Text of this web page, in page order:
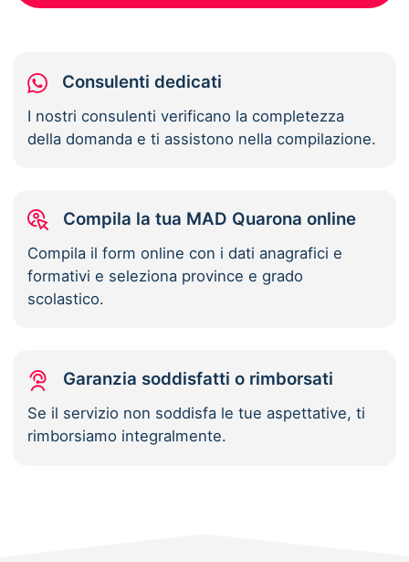
Consulenti dedicati
I nostri consulenti verificano la completezza
della domanda e ti assistono nella compilazione.
Compila la tua MAD Quarona online
Compila il form online con i dati anagrafici e
formativi e seleziona province e grado
scolastico.
Garanzia soddisfatti o rimborsati
Se il servizio non soddisfa le tue aspettative, ti
rimborsiamo integralmente.